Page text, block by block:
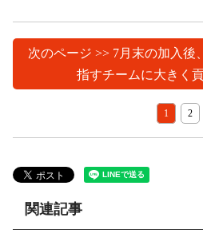
次のページ >> 7月末の加入後
指すチームに大きく
1 2
関連記事